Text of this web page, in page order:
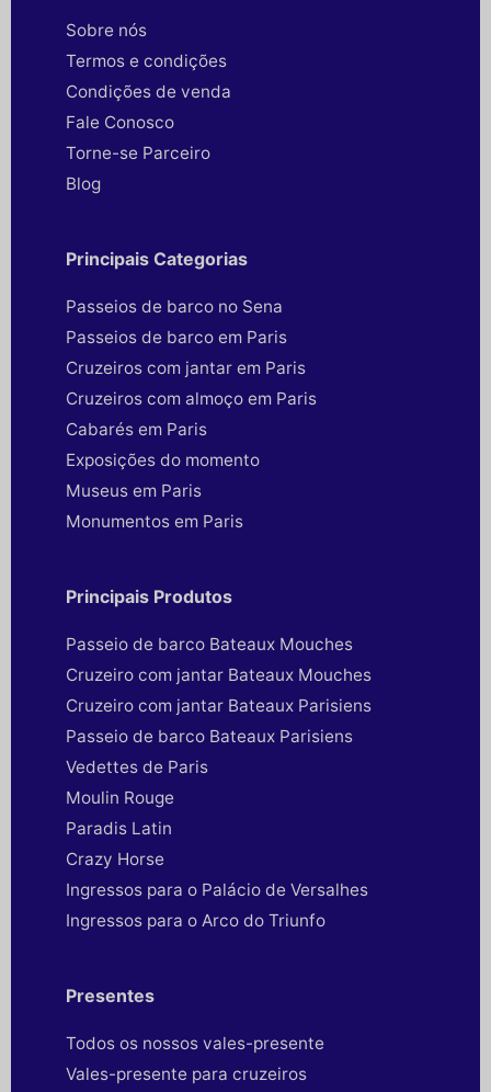
Sobre nós
Termos e condições
Condições de venda
Fale Conosco
Torne-se Parceiro
Blog
Principais Categorias
Passeios de barco no Sena
Passeios de barco em Paris
Cruzeiros com jantar em Paris
Cruzeiros com almoço em Paris
Cabarés em Paris
Exposições do momento
Museus em Paris
Monumentos em Paris
Principais Produtos
Passeio de barco Bateaux Mouches
Cruzeiro com jantar Bateaux Mouches
Cruzeiro com jantar Bateaux Parisiens
Passeio de barco Bateaux Parisiens
Vedettes de Paris
Moulin Rouge
Paradis Latin
Crazy Horse
Ingressos para o Palácio de Versalhes
Ingressos para o Arco do Triunfo
Presentes
Todos os nossos vales-presente
Vales-presente para cruzeiros